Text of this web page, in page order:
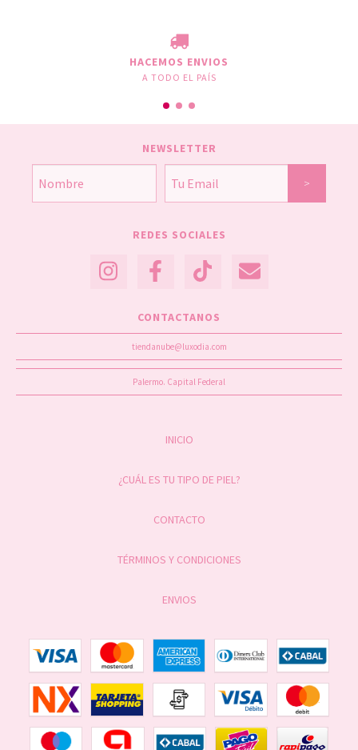
HACEMOS ENVIOS
A TODO EL PAÍS
NEWSLETTER
REDES SOCIALES
CONTACTANOS
tiendanube@luxodia.com
Palermo. Capital Federal
INICIO
¿CUÁL ES TU TIPO DE PIEL?
CONTACTO
TÉRMINOS Y CONDICIONES
ENVIOS